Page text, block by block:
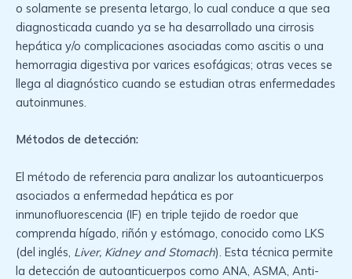
o solamente se presenta letargo, lo cual conduce a que sea
diagnosticada cuando ya se ha desarrollado una cirrosis
hepática y/o complicaciones asociadas como ascitis o una
hemorragia digestiva por varices esofágicas; otras veces se
llega al diagnóstico cuando se estudian otras enfermedades
autoinmunes.
Métodos de detección:
El método de referencia para analizar los autoanticuerpos
asociados a enfermedad hepática es por
inmunofluorescencia (IF) en triple tejido de roedor que
comprenda hígado, riñón y estómago, conocido como LKS
(del inglés, Liver, Kidney and Stomach). Esta técnica permite
la detección de autoanticuerpos como ANA, ASMA, Anti-